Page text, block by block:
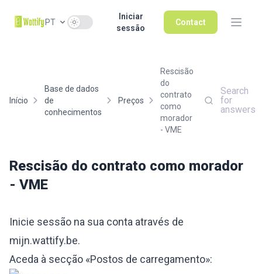
PT Use setting
Iniciar
sessão
Contact
Início
Base de dados
de
conhecimentos
Preços
Rescisão
do
contrato
como
morador
- VME
Search
for
answers
Rescisão do contrato como morador
- VME
Inicie sessão na sua conta através de
mijn.wattify.be.
Aceda à secção «Postos de carregamento»: